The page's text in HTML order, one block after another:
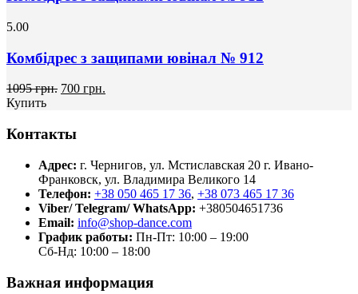
5.00
Комбідрес з защипами ювінал № 912
1095 грн. 700 грн.
Купить
Контакты
Адрес: г. Чернигов, ул. Мстиславская 20 г. Ивано-
Франковск, ул. Владимира Великого 14
Телефон: +38 050 465 17 36, +38 073 465 17 36
Viber/ Telegram/ WhatsApp: +380504651736
Email: info@shop-dance.com
График работы: Пн-Пт: 10:00 – 19:00
Сб-Нд: 10:00 – 18:00
Важная информация